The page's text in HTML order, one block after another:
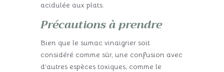
acidulée aux plats.
Précautions à prendre
Bien que le sumac vinaigrier soit
considéré comme sûr, une confusion avec
d’autres espèces toxiques, comme le